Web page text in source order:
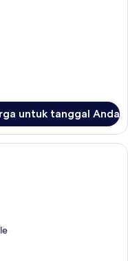
untuk tanggal Anda
Apartment | Meja